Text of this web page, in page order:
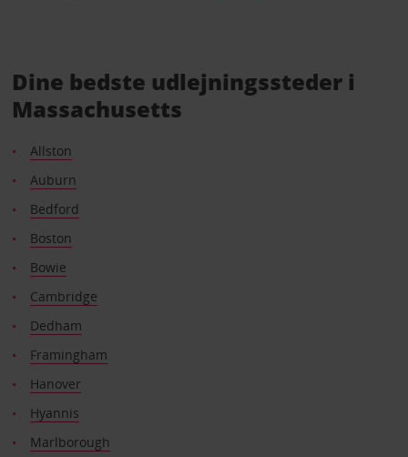
Dine bedste udlejningssteder i
Massachusetts
Allston
Auburn
Bedford
Boston
Bowie
Cambridge
Dedham
Framingham
Hanover
Hyannis
Marlborough